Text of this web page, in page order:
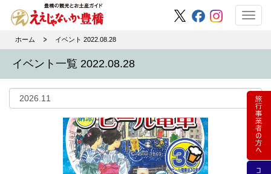
ホーム イベント 2022.08.28
イベント一覧 2022.08.28